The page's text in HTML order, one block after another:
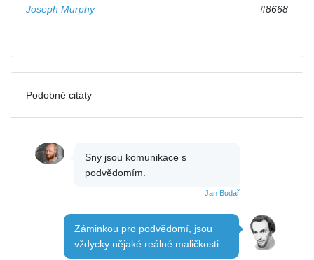
Joseph Murphy
#8668
Podobné citáty
Sny jsou komunikace s
podvědomím.
Jan Budař
Záminkou pro podvědomí, jsou
vždycky nějaké reálné maličkosti…